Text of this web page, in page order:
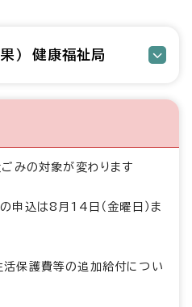
） 健康福祉局
みの対象が変わります
申込は8月14日（金曜日）ま
保護費等の追加給付につい